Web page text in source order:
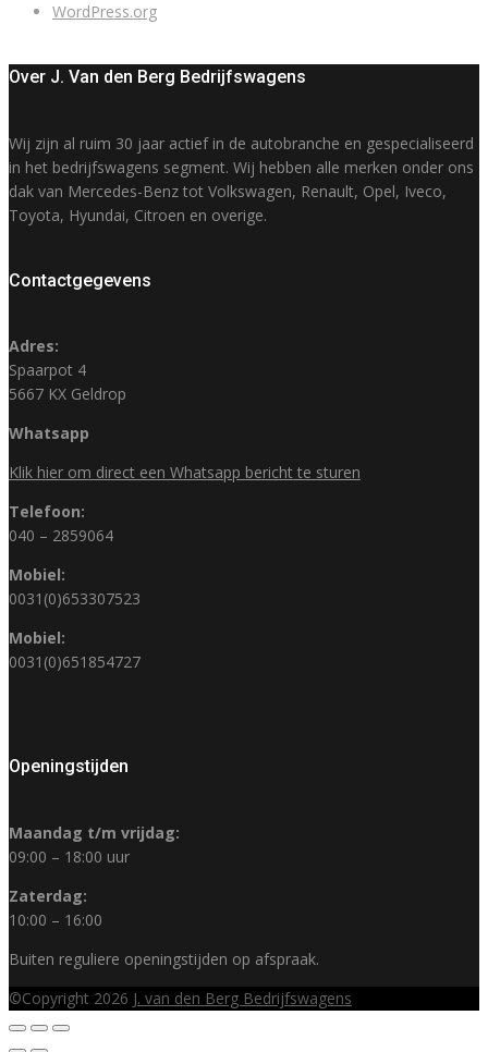
WordPress.org
Over J. Van den Berg Bedrijfswagens
Wij zijn al ruim 30 jaar actief in de autobranche en gespecialiseerd
in het bedrijfswagens segment. Wij hebben alle merken onder ons
dak van Mercedes-Benz tot Volkswagen, Renault, Opel, Iveco,
Toyota, Hyundai, Citroen en overige.
Contactgegevens
Adres:
Spaarpot 4
5667 KX Geldrop
Whatsapp
Klik hier om direct een Whatsapp bericht te sturen
Telefoon:
040 – 2859064
Mobiel:
0031(0)653307523
Mobiel:
0031(0)651854727
Openingstijden
Maandag t/m vrijdag:
09:00 – 18:00 uur
Zaterdag:
10:00 – 16:00
Buiten reguliere openingstijden op afspraak.
©Copyright 2026 J. van den Berg Bedrijfswagens